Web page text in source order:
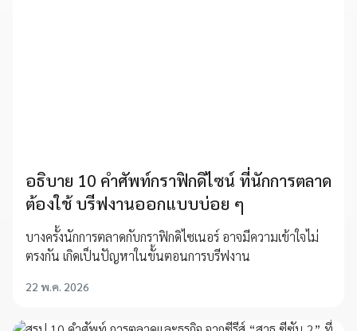
อธิบาย 10 คำศัพท์กราฟิกดิไซน์ ที่นักการตลาด
ต้องใช้ บรีฟงานออกแบบบ่อย ๆ
บางครั้งนักการตลาดกับกราฟิกดิไซเนอร์ อาจมีความเข้าใจไม่
ตรงกัน เกิดเป็นปัญหาในขั้นตอนการบรีฟงาน
22 พ.ค. 2026